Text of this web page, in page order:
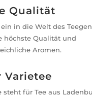
Qualität
in die Welt des
höchste Qualität und
Aromen.
Varietee
steht für Tee aus